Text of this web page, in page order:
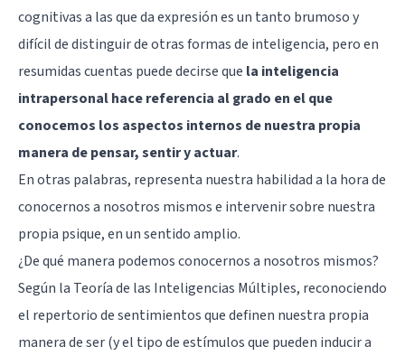
cognitivas a las que da expresión es un tanto brumoso y
difícil de distinguir de otras formas de inteligencia, pero en
resumidas cuentas puede decirse que la inteligencia
intrapersonal hace referencia al grado en el que
conocemos los aspectos internos de nuestra propia
manera de pensar, sentir y actuar.
En otras palabras, representa nuestra habilidad a la hora de
conocernos a nosotros mismos e intervenir sobre nuestra
propia psique, en un sentido amplio.
¿De qué manera podemos conocernos a nosotros mismos?
Según la Teoría de las Inteligencias Múltiples, reconociendo
el repertorio de sentimientos que definen nuestra propia
manera de ser (y el tipo de estímulos que pueden inducir a